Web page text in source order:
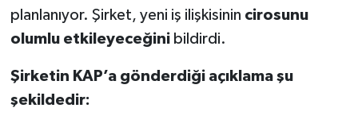
planlanıyor. Şirket, yeni iş ilişkisinin cirosunu
olumlu etkileyeceğinibildirdi.
Şirketin KAP’a gönderdiği açıklama şu
şekildedir: